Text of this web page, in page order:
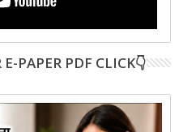
PAPER PDF CLICK👇